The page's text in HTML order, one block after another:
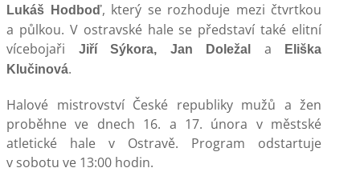
Lukáš Hodboď, který se rozhoduje mezi čtvrtkou
a půlkou. V ostravské hale se představí také elitní
vícebojaři
Jiří Sýkora, Jan Doležal a
Eliška
Klučinová.
Halové mistrovství České republiky mužů a žen
proběhne ve dnech 16. a 17. února v městské
atletické hale v Ostravě. Program odstartuje
v sobotu ve 13:00 hodin.